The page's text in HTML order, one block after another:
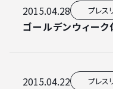
2015.04.28 プレス
ゴールデンウィー
2015.04.22 プレス